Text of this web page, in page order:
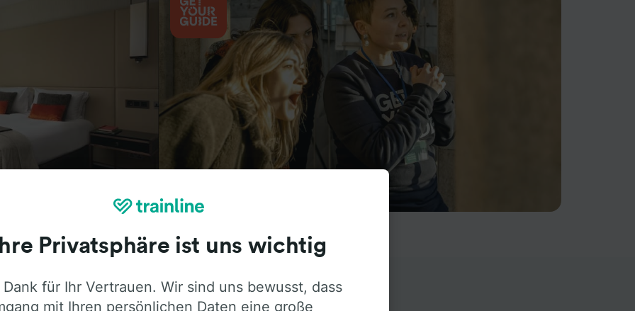
ehrliche Meinung von Trainline-Nutzern
Ihre Privatsphäre ist uns wichtig
für Ihr Vertrauen. Wir sind uns bewusst, dass
mit Ihren persönlichen Daten eine große